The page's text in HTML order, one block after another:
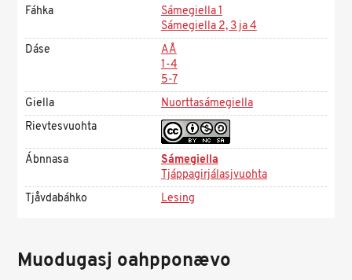
Fáhka
Sámegiella 1
Sámegiella 2, 3 ja 4
Dáse
AÅ
1-4
5-7
Giella
Nuorttasámegiella
Rievtesvuohta
Ábnnasa
Sámegiella
Tjáppagirjálasjvuohta
Tjåvdabáhko
Lesing
Muodugasj oahpponævo